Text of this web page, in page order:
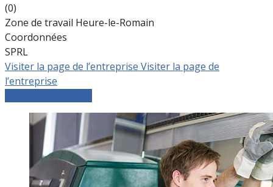
(0)
Zone de travail Heure-le-Romain
Coordonnées
SPRL
Visiter la page de l’entreprise Visiter la page de
l’entreprise